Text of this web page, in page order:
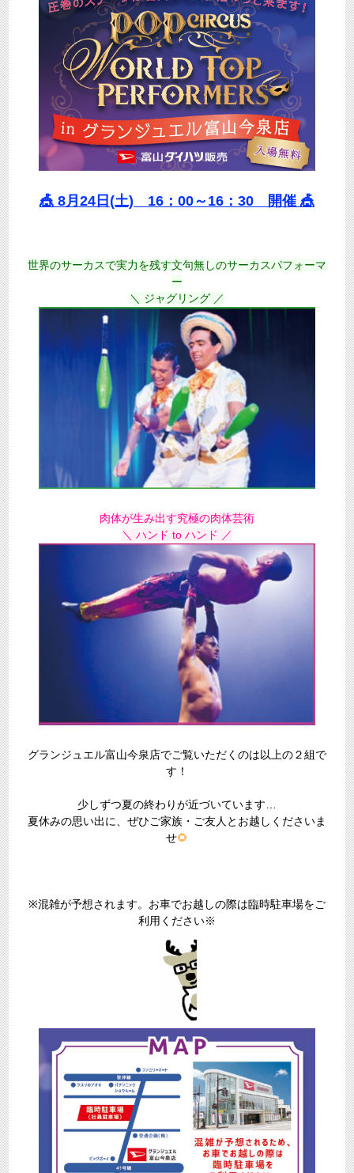
🎪 8月24日(土) 16：00～16：30 開催 🎪
世界のサーカスで実力を残す文句無しのサーカスパフォーマ
ー
＼ ジャグリング ／
肉体が生み出す究極の肉体芸術
＼ ハンド to ハンド ／
グランジュエル富山今泉店でご覧いただくのは以上の２組で
す！
少しずつ夏の終わりが近づいています…
夏休みの思い出に、ぜひご家族・ご友人とお越しくださいま
せ🌻
※混雑が予想されます。お車でお越しの際は臨時駐車場をご
利用ください※